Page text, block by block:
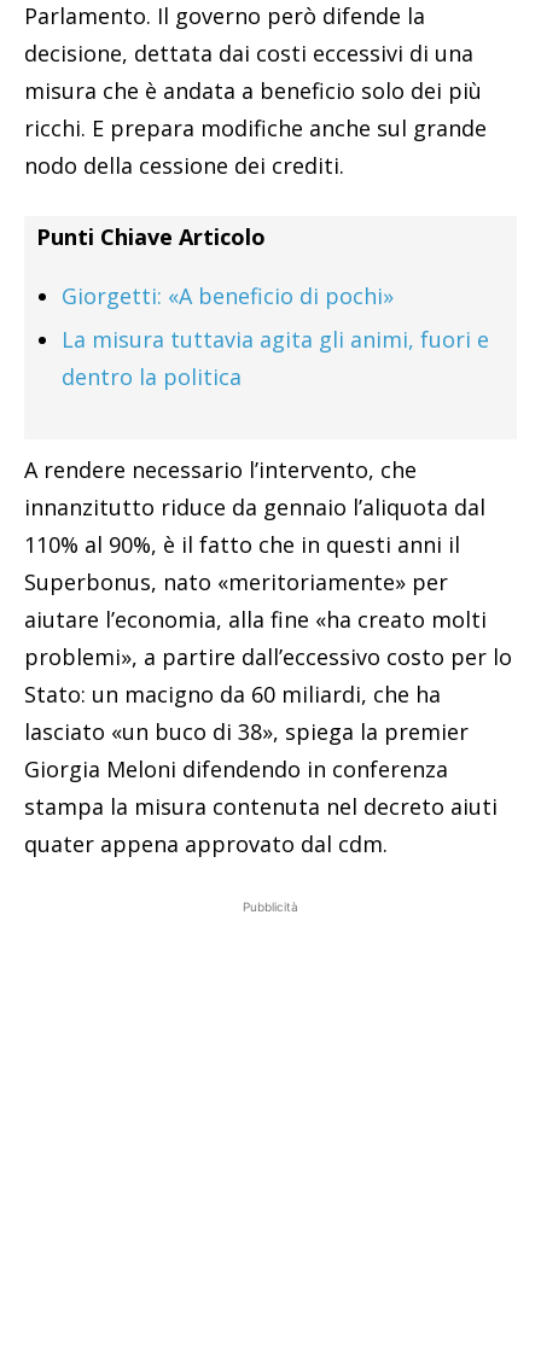
Parlamento. Il governo però difende la
decisione, dettata dai costi eccessivi di una
misura che è andata a beneficio solo dei più
ricchi. E prepara modifiche anche sul grande
nodo della cessione dei crediti.
Punti Chiave Articolo
Giorgetti: «A beneficio di pochi»
La misura tuttavia agita gli animi, fuori e
dentro la politica
A rendere necessario l’intervento, che
innanzitutto riduce da gennaio l’aliquota dal
110% al 90%, è il fatto che in questi anni il
Superbonus, nato «meritoriamente» per
aiutare l’economia, alla fine «ha creato molti
problemi», a partire dall’eccessivo costo per lo
Stato: un macigno da 60 miliardi, che ha
lasciato «un buco di 38», spiega la premier
Giorgia Meloni difendendo in conferenza
stampa la misura contenuta nel decreto aiuti
quater appena approvato dal cdm.
Pubblicità